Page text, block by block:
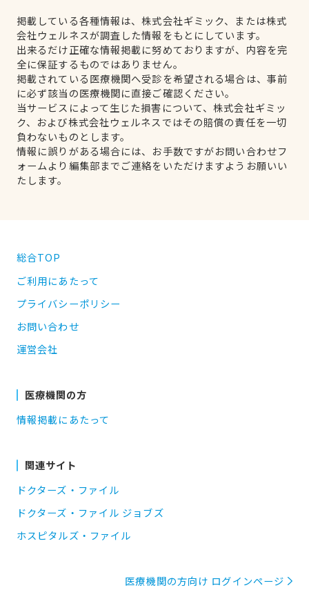
掲載している各種情報は、株式会社ギミック、または株式
会社ウェルネスが調査した情報をもとにしています。
出来るだけ正確な情報掲載に努めておりますが、内容を完
全に保証するものではありません。
掲載されている医療機関へ受診を希望される場合は、事前
に必ず該当の医療機関に直接ご確認ください。
当サービスによって生じた損害について、株式会社ギミッ
ク、および株式会社ウェルネスではその賠償の責任を一切
負わないものとします。
情報に誤りがある場合には、お手数ですがお問い合わせフ
ォームより編集部までご連絡をいただけますようお願いい
たします。
総合TOP
ご利用にあたって
プライバシーポリシー
お問い合わせ
運営会社
医療機関の方
情報掲載にあたって
関連サイト
ドクターズ・ファイル
ドクターズ・ファイル ジョブズ
ホスピタルズ・ファイル
医療機関の方向け ログインページ